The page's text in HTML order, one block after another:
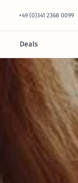
+49 (0)341 2368 0099
Deals